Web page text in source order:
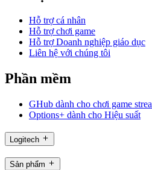
Hỗ trợ cá nhân
Hỗ trợ chơi game
Hỗ trợ Doanh nghiệp giáo dục
Liên hệ với chúng tôi
Phần mềm
GHub dành cho chơi game
Options+ dành cho Hiệu suất
Logitech
Sản phẩm